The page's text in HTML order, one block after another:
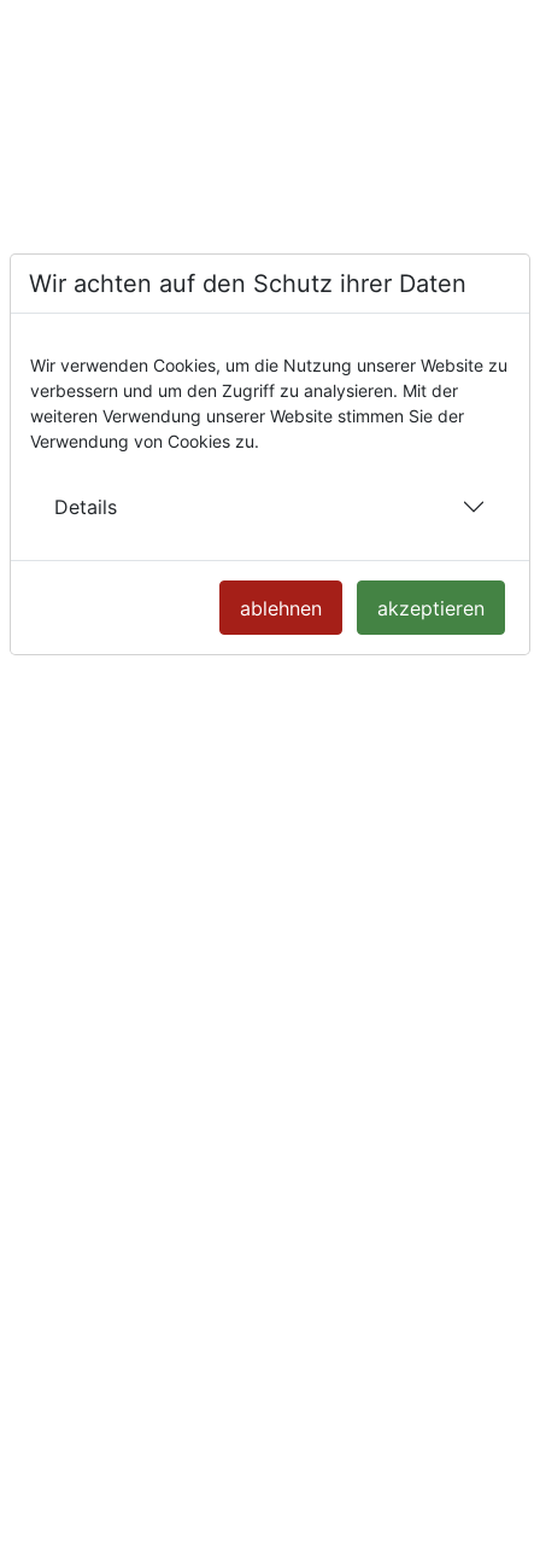
Wir achten auf den Schutz ihrer Daten
Wir verwenden Cookies, um die Nutzung unserer Website zu
verbessern und um den Zugriff zu analysieren. Mit der
weiteren Verwendung unserer Website stimmen Sie der
Verwendung von Cookies zu.
Details
ablehnen akzeptieren